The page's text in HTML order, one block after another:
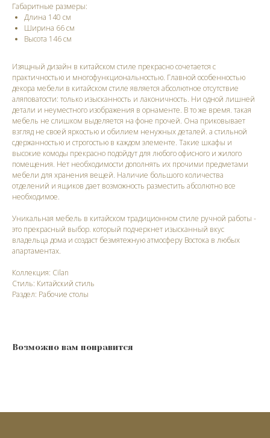
Габаритные размеры:
Длина 140 см
Ширина 66 см
Высота 146 cм
Изящный дизайн в китайском стиле прекрасно сочетается с
практичностью и многофункциональностью. Главной особенностью
декора мебели в китайском стиле является абсолютное отсутствие
аляповатости: только изысканность и лаконичность. Ни одной лишней
детали и неуместного изображения в орнаменте. В то же время. такая
мебель не слишком выделяется на фоне прочей. Она приковывает
взгляд не своей яркостью и обилием ненужных деталей. а стильной
сдержанностью и строгостью в каждом элементе. Такие шкафы и
высокие комоды прекрасно подойдут для любого офисного и жилого
помещения. Нет необходимости дополнять их прочими предметами
мебели для хранения вещей. Наличие большого количества
отделений и ящиков дает возможность разместить абсолютно все
необходимое.
Уникальная мебель в китайском традиционном стиле ручной работы -
это прекрасный выбор. который подчеркнет изысканный вкус
владельца дома и создаст безмятежную атмосферу Востока в любых
апартаментах.
Коллекция: Cilan
Стиль: Китайский стиль
Раздел: Рабочие столы
Возможно вам понравится